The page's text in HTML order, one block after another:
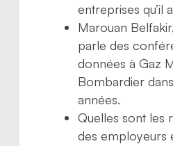
entreprises qu’il
Marouan
parle des
données à Gaz
Bombardier
années.
Quelles sont les
des employeurs